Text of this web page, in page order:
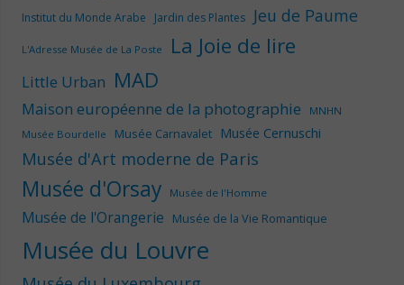
Institut du Monde Arabe Jardin des Plantes Jeu de Paume
L'Adresse Musée de La Poste La Joie de lire
Little Urban MAD
Maison européenne de la photographie
MNHN
Musée Bourdelle
Musée Carnavalet Musée Cernuschi
Musée d'Art moderne de Paris
Musée d'Orsay Musée de l'Homme
Musée de l'Orangerie Musée de la Vie Romantique
Musée du Louvre